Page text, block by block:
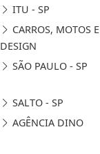
ITU - SP
CARROS, MOTOS E
DESIGN
SÃO PAULO - SP
SALTO - SP
AGÊNCIA DINO